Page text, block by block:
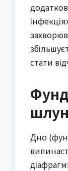
стати
Дно